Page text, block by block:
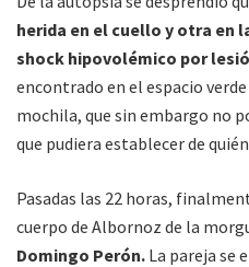
herida en el cuello y otra en
shock hipovolémico por
encontrado en el espacio
mochila, que sin embargo no
que pudiera establecer de
Pasadas las 22 horas,
cuerpo de Albornoz de la
Domingo Perón. La pareja se